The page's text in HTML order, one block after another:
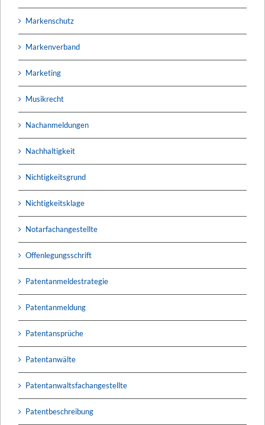
Markenschutz
Markenverband
Marketing
Musikrecht
Nachanmeldungen
Nachhaltigkeit
Nichtigkeitsgrund
Nichtigkeitsklage
Notarfachangestellte
Offenlegungsschrift
Patentanmeldestrategie
Patentanmeldung
Patentansprüche
Patentanwälte
Patentanwaltsfachangestellte
Patentbeschreibung